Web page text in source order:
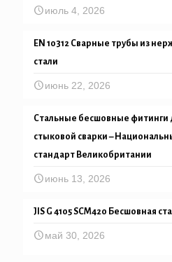
июль 4, 2026
EN 10312 Сварные трубы из
стали
июнь 22, 2026
Стальные бесшовные фитинги
стыковой сварки –
стандарт Великобритании
июнь 13, 2026
JIS G 4105 SCM420 Бесшовная
май 30, 2026